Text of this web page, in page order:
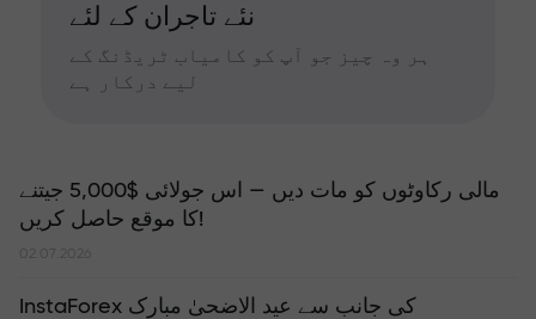
نئے تاجران کے لئے
ہر وہ چیز جو آپ کو کامیاب ٹریڈنگ کے
لیے درکار ہے
مالی رکاوٹوں کو مات دیں — اس جولائی $5,000 جیتنے
کا موقع حاصل کریں!
02.07.2026
InstaForex کی جانب سے عید الاضحیٰ مبارک